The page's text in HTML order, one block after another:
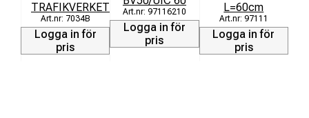
TRAFIKVERKET
7034B
Logga in för
pris
97116210
Logga in för
pris
L=60cm
97111
Logga in för
pris